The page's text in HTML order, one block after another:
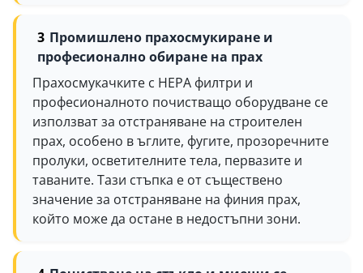
Промишлено прахосмукиране и
професионално обиране на прах
Прахосмукачките с HEPA филтри и
професионалното почистващо оборудване се
използват за отстраняване на строителен
прах, особено в ъглите, фугите, прозоречните
пролуки, осветителните тела, первазите и
таваните. Тази стъпка е от съществено
значение за отстраняване на финия прах,
който може да остане в недостъпни зони.